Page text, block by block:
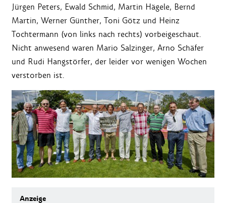
Jürgen Peters, Ewald Schmid, Martin Hägele, Bernd
Martin, Werner Günther, Toni Götz und Heinz
Tochtermann (von links nach rechts) vorbeigeschaut.
Nicht anwesend waren Mario Salzinger, Arno Schäfer
und Rudi Hangstörfer, der leider vor wenigen Wochen
verstorben ist.